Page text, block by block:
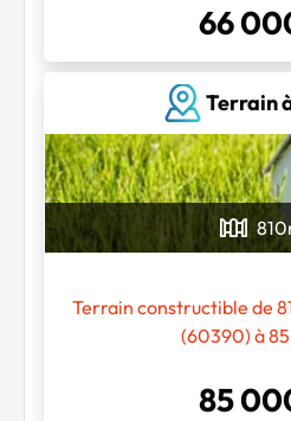
66
Terrain
810
Terrain constructible de
(60390) à
85